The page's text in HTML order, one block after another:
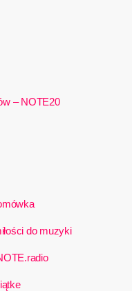
– NOTE20
do muzyki